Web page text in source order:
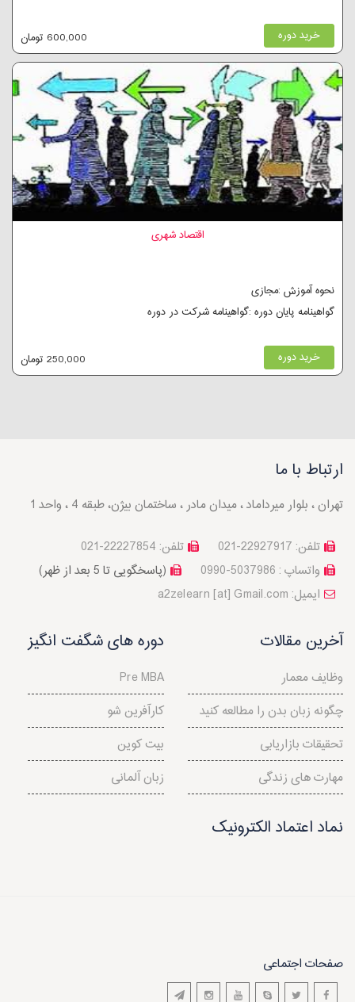
خرید دوره 600,000 تومان
اقتصاد شهری
نحوه آموزش :مجازی
گواهینامه پایان دوره :گواهینامه شرکت در دوره
خرید دوره 250,000 تومان
ارتباط با ما
تهران ، بلوار میرداماد ، میدان مادر ، ساختمان بیژن، طبقه 4 ، واحد 1
تلفن: 22227854-021
تلفن: 22927917-021
(پاسخگویی تا 5 بعد از ظهر)
واتساپ : 5037986-0990
a2zelearn [at] Gmail.com :ایمیل
آخرین مقالات
وظایف معمار
چگونه زبان بدن را مطالعه کنید
تحقیقات بازاریابی
مهارت های زندگی
دوره های شگفت انگیز
Pre MBA
کارآفرین شو
بیت کوین
زبان آلمانی
نماد اعتماد الکترونیک
صفحات اجتماعی